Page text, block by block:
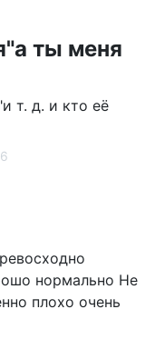
ты меня
т. д. и кто её
нормально Не
плохо очень